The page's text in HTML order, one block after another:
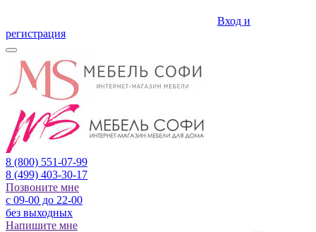
Вход и
регистрация
8 (800) 551-07-99
8 (499) 403-30-17
Позвоните мне
с 09-00 до 22-00
без выходных
Напишите мне